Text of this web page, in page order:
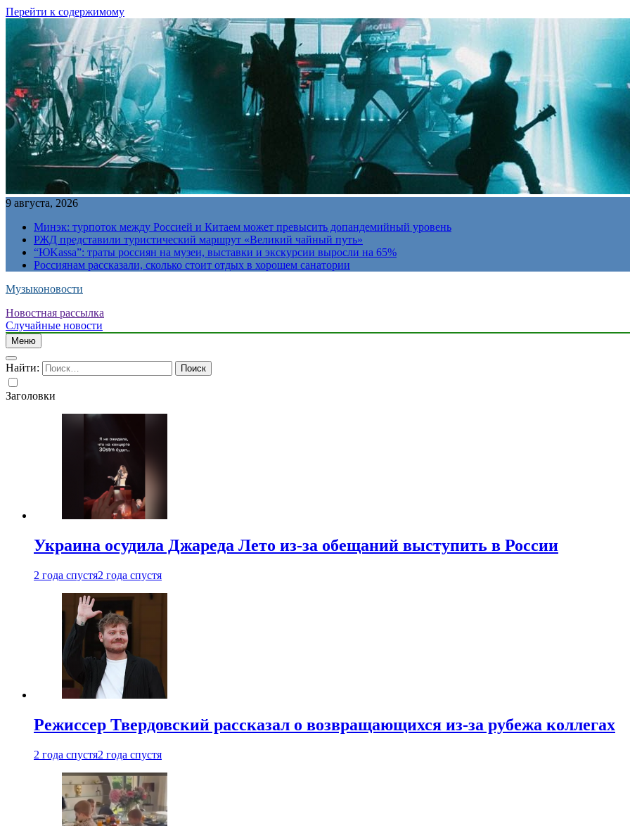
Перейти к содержимому
9 августа, 2026
Минэк: турпоток между Россией и Китаем может превысить допандемийный уровень
РЖД представили туристический маршрут «Великий чайный путь»
“ЮKassa”: траты россиян на музеи, выставки и экскурсии выросли на 65%
Россиянам рассказали, сколько стоит отдых в хорошем санатории
Музыконовости
Новостная рассылка
Случайные новости
Меню
Найти:
Заголовки
Украина осудила Джареда Лето из-за обещаний выступить в России
2 года спустя2 года спустя
Режиссер Твердовский рассказал о возвращающихся из-за рубежа коллегах
2 года спустя2 года спустя